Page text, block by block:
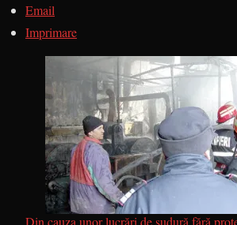
Email
Imprimare
Din cauza unor lucrări de sudură fără